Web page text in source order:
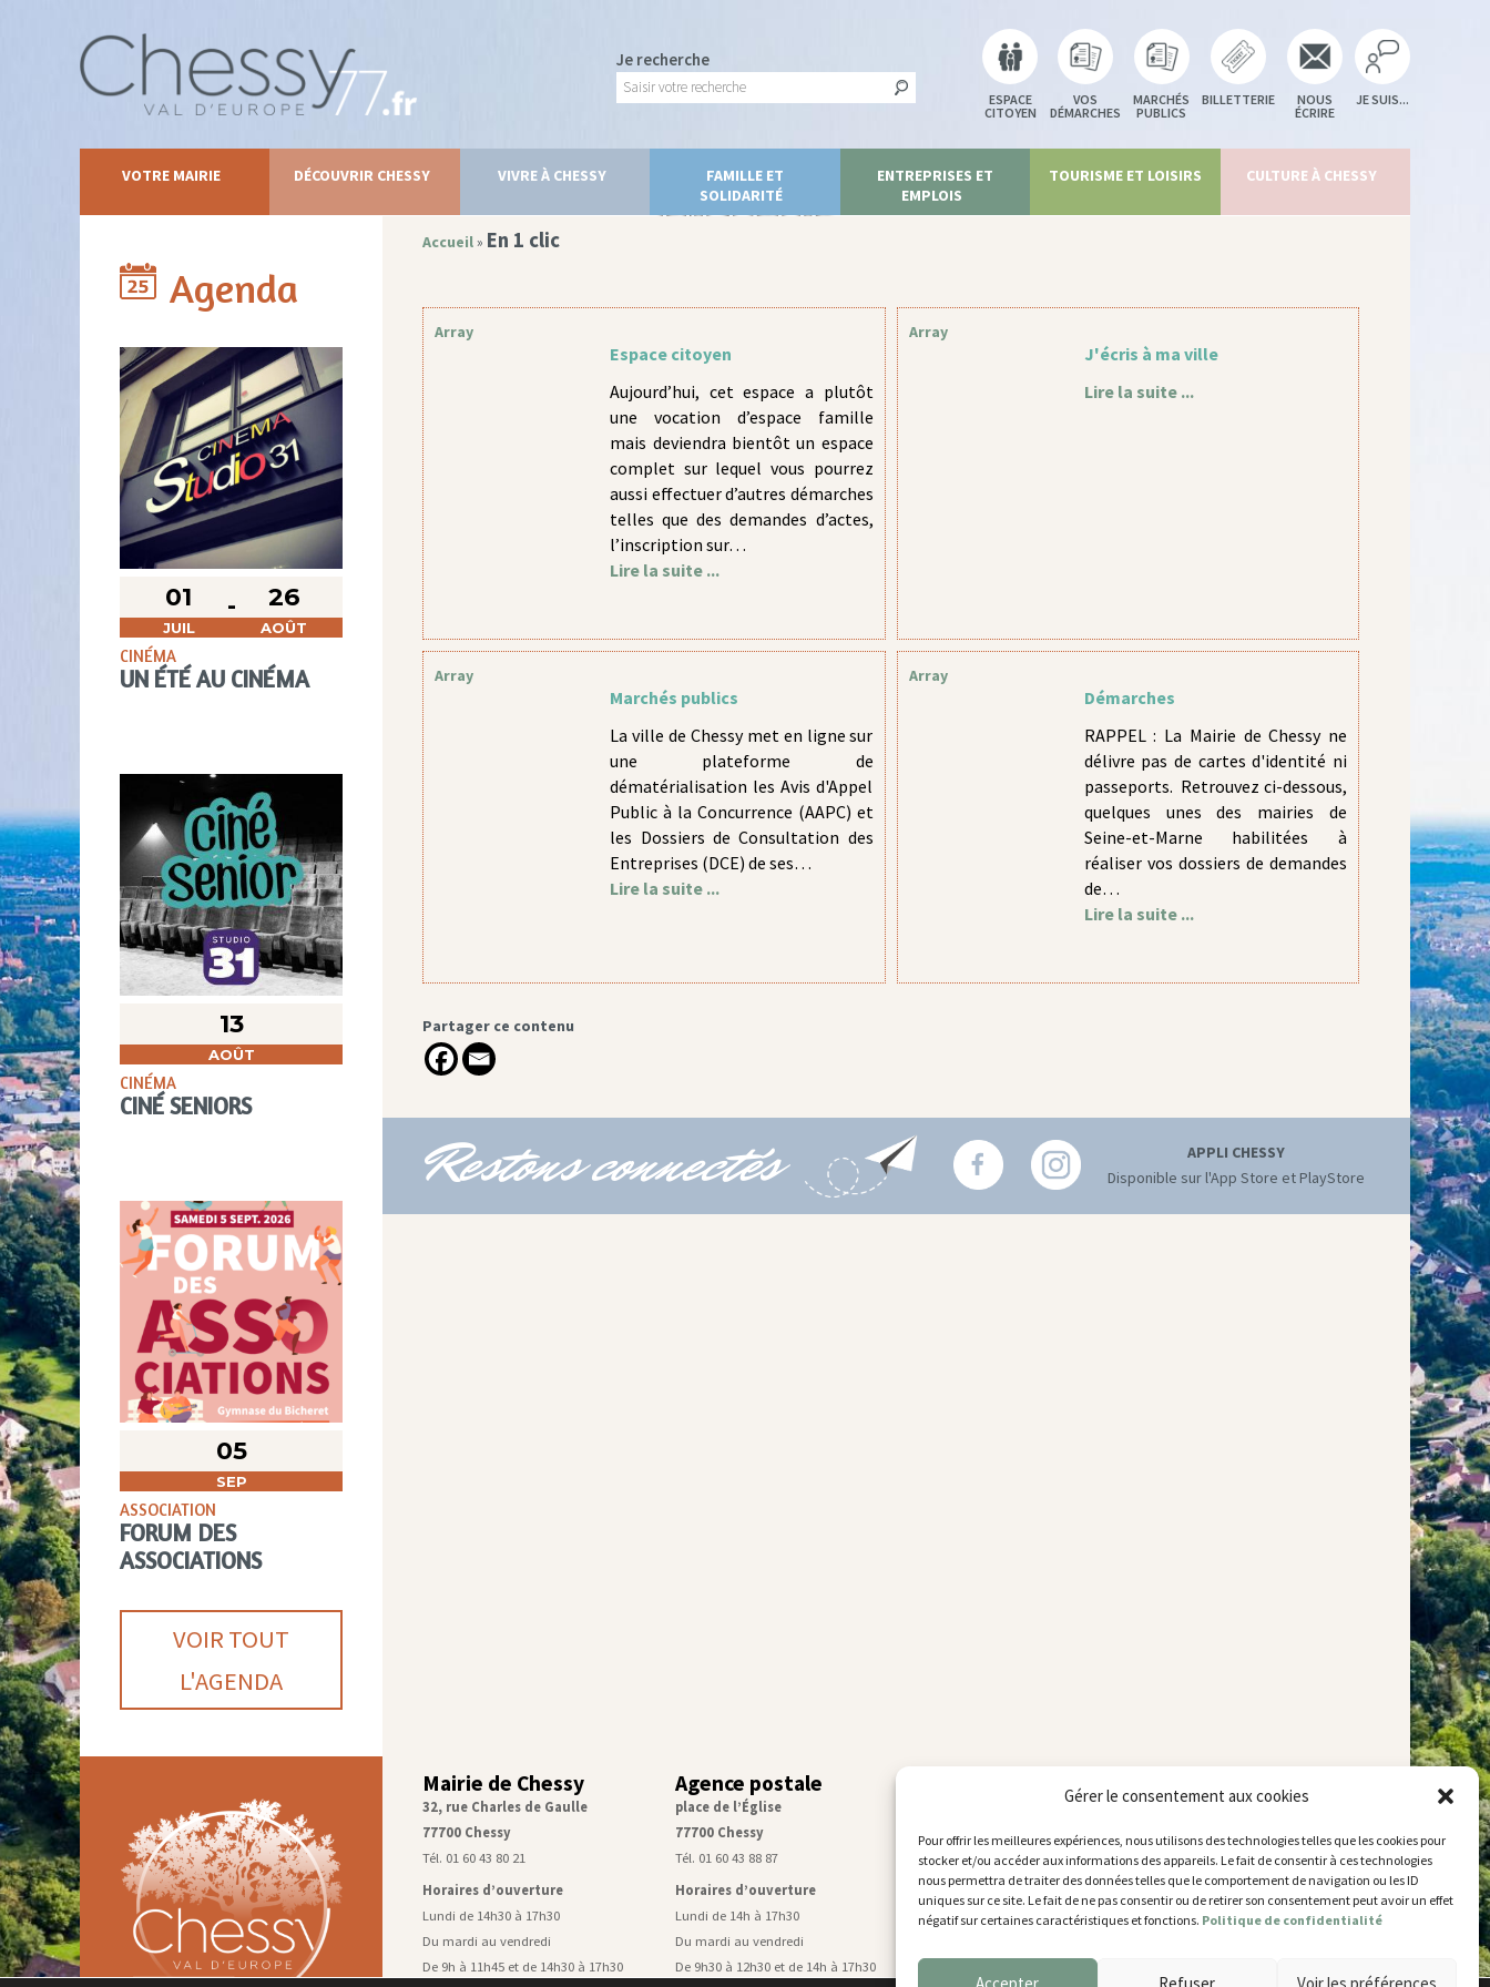
Gérer le consentement aux cookies
Pour offrir les meilleures expériences, nous utilisons des technologies telles que les cookies pour
stocker et/ou accéder aux informations des appareils. Le fait de consentir à ces technologies
nous permettra de traiter des données telles que le comportement de navigation ou les ID
uniques sur ce site. Le fait de ne pas consentir ou de retirer son consentement peut avoir un effet
négatif sur certaines caractéristiques et fonctions. Politique de confidentialité
Accepter Refuser Voir les préférences
Je recherche
ESPACE
CITOYEN
VOS
DÉMARCHES
MARCHÉS
PUBLICS
BILLETTERIE
NOUS
ÉCRIRE
JE SUIS...
VOTRE MAIRIE DÉCOUVRIR CHESSY VIVRE À CHESSY
FAMILLE ET
SOLIDARITÉ
ENTREPRISES ET
EMPLOIS
TOURISME ET LOISIRS CULTURE À CHESSY
En 1 clic
Agenda
01
JUIL
26
AOÛT
CINÉMA
UN ÉTÉ AU CINÉMA
13
AOÛT
CINÉMA
CINÉ SENIORS
05
SEP
ASSOCIATION
FORUM DES
ASSOCIATIONS
VOIR TOUT
L'AGENDA
Accueil» En 1 clic
Array
Espace citoyen
Aujourd’hui, cet espace a plutôt
une vocation d’espace famille
mais deviendra bientôt un espace
complet sur lequel vous pourrez
aussi effectuer d’autres démarches
telles que des demandes d’actes,
l’inscription sur…
Lire la suite ...
Array
J'écris à ma ville
Lire la suite ...
Array
Marchés publics
La ville de Chessy met en ligne sur
une plateforme de
dématérialisation les Avis d'Appel
Public à la Concurrence (AAPC) et
les Dossiers de Consultation des
Entreprises (DCE) de ses…
Lire la suite ...
Array
Démarches
RAPPEL : La Mairie de Chessy ne
délivre pas de cartes d'identité ni
passeports. Retrouvez ci-dessous,
quelques unes des mairies de
Seine-et-Marne habilitées à
réaliser vos dossiers de demandes
de…
Lire la suite ...
Partager ce contenu
Restons connectés
APPLI CHESSY
Disponible sur l'App Store et PlayStore
Mairie de Chessy
32, rue Charles de Gaulle
77700 Chessy
Tél. 01 60 43 80 21
Horaires d’ouverture
Lundi de 14h30 à 17h30
Du mardi au vendredi
De 9h à 11h45 et de 14h30 à 17h30
Agence postale
place de l’Église
77700 Chessy
Tél. 01 60 43 88 87
Horaires d’ouverture
Lundi de 14h à 17h30
Du mardi au vendredi
De 9h30 à 12h30 et de 14h à 17h30
Service technique
Centre technique municipal
77700 Chessy
Tél. 01 60 43 52 63
Horaires d’ouverture
Lundi, mardi et jeudi
Mercredi de 14h30 à 17h30
Plan du site
Mentions légales
Accessibilité
Gestion des cookies